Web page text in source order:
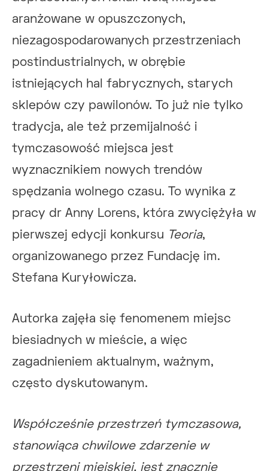
aranżowane w opuszczonych,
niezagospodarowanych przestrzeniach
postindustrialnych, w obrębie
istniejących hal fabrycznych, starych
sklepów czy pawilonów. To już nie tylko
tradycja, ale też przemijalność i
tymczasowość miejsca jest
wyznacznikiem nowych trendów
spędzania wolnego czasu. To wynika z
pracy dr Anny Lorens, która zwyciężyła w
pierwszej edycji konkursu
Teoria,
organizowanego przez Fundację im.
Stefana Kuryłowicza.
Autorka zajęła się fenomenem miejsc
biesiadnych w mieście, a więc
zagadnieniem aktualnym, ważnym,
często dyskutowanym.
Współcześnie przestrzeń tymczasowa,
stanowiąca chwilowe zdarzenie w
przestrzeni miejskiej, jest znacznie